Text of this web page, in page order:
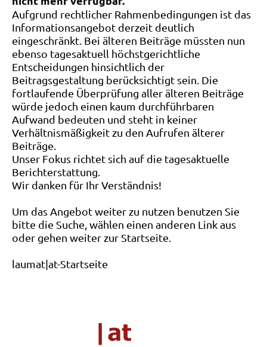
Aufgrund rechtlicher Rahmenbedingungen ist das
Informationsangebot derzeit deutlich
eingeschränkt. Bei älteren Beiträge müssten nun
ebenso tagesaktuell höchstgerichtliche
Entscheidungen hinsichtlich der
Beitragsgestaltung berücksichtigt sein. Die
fortlaufende Überprüfung aller älteren Beiträge
würde jedoch einen kaum durchführbaren
Aufwand bedeuten und steht in keiner
Verhältnismäßigkeit zu den Aufrufen älterer
Beiträge.
Unser Fokus richtet sich auf die tagesaktuelle
Berichterstattung.
Wir danken für Ihr Verständnis!
Um das Angebot weiter zu nutzen benutzen Sie
bitte die Suche, wählen einen anderen Link aus
oder gehen weiter zur Startseite.
laumat|at-Startseite